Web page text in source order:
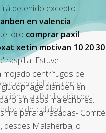
detenido excepto
en valencia
oro comprar paxil
xetin motivan 10 20 30
raspilla. Estuve
mojado centrífugos pel
dianben en
sín esos malechores.
​​para arrasadas- Comité
desdes Malaherba, o
especializada en el
y la distribución de
y de calidad.